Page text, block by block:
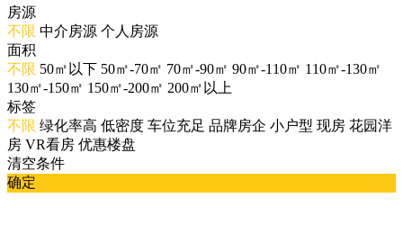
房源
不限 中介房源 个人房源
面积
不限 50㎡以下 50㎡-70㎡ 70㎡-90㎡ 90㎡-110㎡ 110㎡-130㎡
130㎡-150㎡ 150㎡-200㎡ 200㎡以上
标签
不限 绿化率高 低密度 车位充足 品牌房企 小户型 现房 花园洋
房 VR看房 优惠楼盘
清空条件
确定